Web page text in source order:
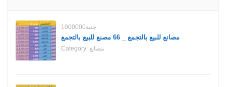
1000000جنية
مصانع للبيع بالتجمع _ 66 مصنع للبيع بالتجمع
Category: مصانع